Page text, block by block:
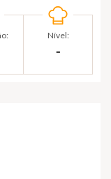
Nível:
‐